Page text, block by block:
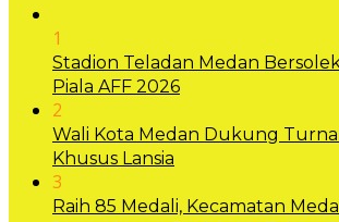
1
Stadion Teladan Medan
Piala AFF 2026
2
Wali Kota Medan Dukung
Khusus Lansia
3
Raih 85 Medali, Kecamatan